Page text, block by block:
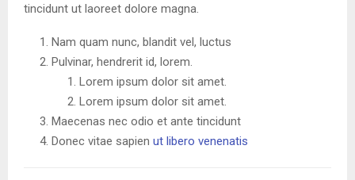
tincidunt ut laoreet dolore magna.
Nam quam nunc, blandit vel, luctus
Pulvinar, hendrerit id, lorem.
Lorem ipsum dolor sit amet.
Lorem ipsum dolor sit amet.
Maecenas nec odio et ante tincidunt
Donec vitae sapien ut libero venenatis